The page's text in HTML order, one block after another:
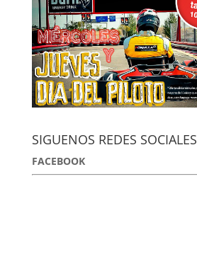
SIGUENOS REDES SOCIALES
FACEBOOK